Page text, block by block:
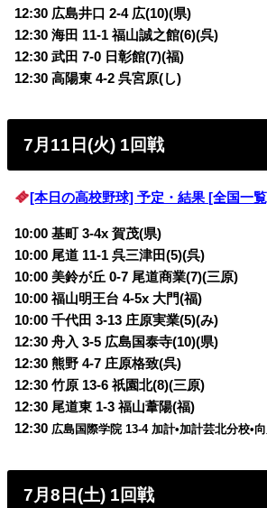
12:30 広島井口 2-4 広(10)(県)
12:30 海田 11-1 福山誠之館(6)(呉)
12:30 武田 7-0 日彰館(7)(福)
12:30 高陽東 4-2 呉宮原(し)
7月11日(火) 1回戦
[本日の高校野球] 予定・結果 [全国一
10:00 基町 3-4x 賀茂(県)
10:00 尾道 11-1 呉三津田(5)(呉)
10:00 美鈴が丘 0-7 尾道商業(7)(三原)
10:00 福山明王台 4-5x 大門(福)
10:00 千代田 3-13 庄原実業(5)(み)
12:30 舟入 3-5 広島国泰寺(10)(県)
12:30 熊野 4-7 庄原格致(呉)
12:30 竹原 13-6 祇園北(8)(三原)
12:30 尾道東 1-3 福山葦陽(福)
12:30 広島国際学院 13-4 加計•加計芸北分校•
7月8日(土) 1回戦